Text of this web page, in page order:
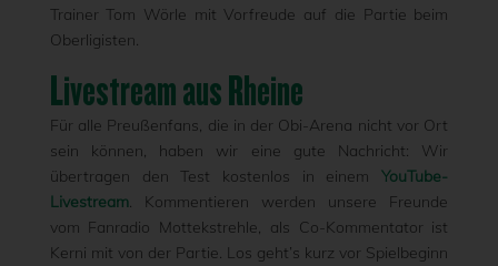
Trainer Tom Wörle mit Vorfreude auf die Partie beim
Oberligisten.
Livestream aus Rheine
Für alle Preußenfans, die in der Obi-Arena nicht vor Ort
sein können, haben wir eine gute Nachricht: Wir
übertragen den Test kostenlos in einemYouTube-
Livestream. Kommentieren werden unsere Freunde
vom Fanradio Mottekstrehle, als Co-Kommentator ist
Kerni mit von der Partie. Los geht’s kurz vor Spielbeginn